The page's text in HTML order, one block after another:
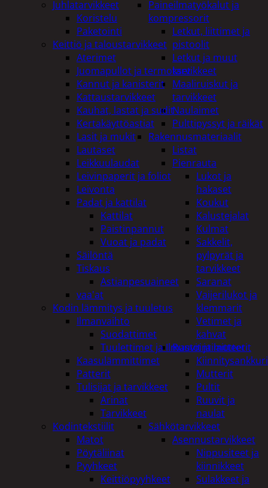
Paineilmatyökalut ja
kompressorit
Letkut, liittimet ja
pistoolit
Letkut ja muut
tarvikkeet
Maaliruiskut ja
tarvikkeet
Naulaimet
Pulttipyssyt ja räikät
Rakennusmateriaalit
Listat
Pienrauta
Lukot ja
hakaset
Koukut
Kalustejalat
Kulmat
Sakkelit,
pylpyrät ja
tarvikkeet
Saranat
Vaijerilukot ja
klemmarit
Vetimet ja
kahvat
Ruuvit ja mutterit
Mutterit
Pultit
Ruuvit ja
naulat
Sähkötarvikkeet
Asennustarvikkeet
Nippusiteet ja
kiinnikkeet
Sulakkeet ja
Juhlatarvikkeet
Koristelu
Paketointi
Keittiö ja taloustarvikkeet
Aterimet
Juomapullot ja termokset
Kannut ja kanisterit
Kattaustarvikkeet
Kauhat, lastat ja sudit
Kertakäyttöastiat
Lasit ja mukit
Lautaset
Leikkuulaudat
Leivinpaperit ja foliot
Leivonta
Padat ja kattilat
Kattilat
Paistinpannut
Vuoat ja padat
Säilöntä
Tiskaus
Astianpesuaineet
vaa'at
Kodin lämmitys ja tuuletus
Ilmanvaihto
Suodattimet
Tuulettimet ja Ilmastointilaitteet
Kaasulämmittimet
Patterit
Tulisijat ja tarvikkeet
Arinat
Tarvikkeet
Kodintekstiilit
Matot
Pöytäliinat
Pyyhkeet
Keittiöpyyhkeet